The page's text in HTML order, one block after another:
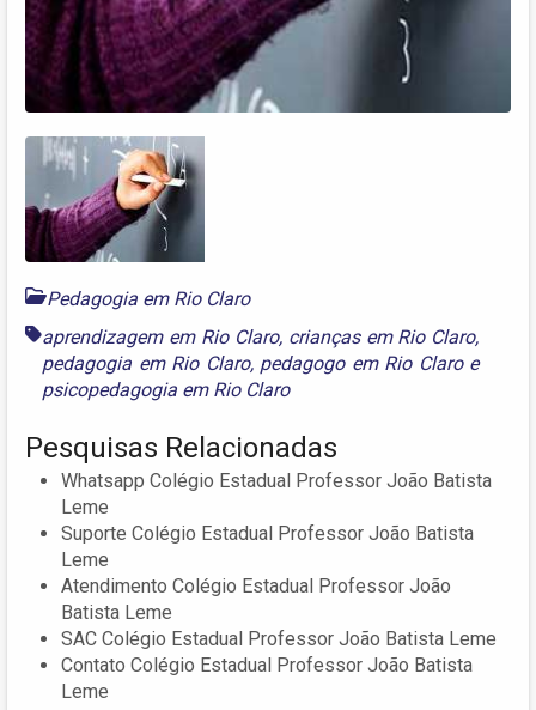
Pedagogia em Rio Claro
aprendizagem em Rio Claro, crianças em Rio Claro,
pedagogia em Rio Claro, pedagogo em Rio Claroe
psicopedagogia em Rio Claro
Pesquisas Relacionadas
Whatsapp Colégio Estadual Professor João Batista
Leme
Suporte Colégio Estadual Professor João Batista
Leme
Atendimento Colégio Estadual Professor João
Batista Leme
SAC Colégio Estadual Professor João Batista Leme
Contato Colégio Estadual Professor João Batista
Leme